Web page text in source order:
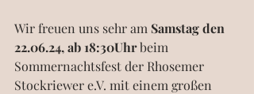
Wir freuen uns sehr am Samstag den
22.06.24, ab 18:30Uhr beim
Sommernachtsfest der Rhosemer
Stockriewer e.V. mit einem großen